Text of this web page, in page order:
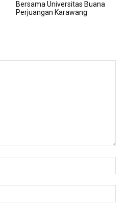
Bersama Universitas Buana
Perjuangan Karawang